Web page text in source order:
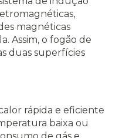
magnéticas
Assim, o fogão de
duas superfícies
rápida e eficiente
baixa ou